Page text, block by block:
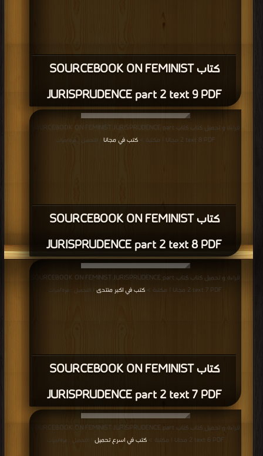
كتاب SOURCEBOOK ON FEMINIST
JURISPRUDENCE part 2 text 9 PDF
كتاب SOURCEBOOK ON FEMINIST
JURISPRUDENCE part 2 text 8 PDF
قراءة و تحميل كتاب كتاب SOURCEBOOK ON FEMINIST JURISPRUDENCE part
2 text 8 PDF مجانا | مكتبة >
كتب في مجانا | التحميل : مرة/مرات
كتاب SOURCEBOOK ON FEMINIST
JURISPRUDENCE part 2 text 7 PDF
قراءة و تحميل كتاب كتاب SOURCEBOOK ON FEMINIST JURISPRUDENCE part
2 text 7 PDF مجانا | مكتبة >
كتب في اكبر منتدى | التحميل : مرة/مرات
قراءة و تحميل كتاب كتاب SOURCEBOOK ON FEMINIST JURISPRUDENCE part
2 text 6 PDF مجانا | مكتبة >
كتب في اسرع تحميل | التحميل : مرة/مرات